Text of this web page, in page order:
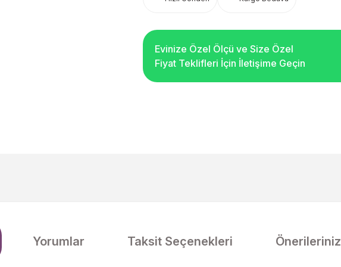
Evinize Özel Ölçü ve Size Özel
Fiyat Teklifleri İçin İletişime Geçin
Yorumlar Taksit Seçenekleri Önerileriniz